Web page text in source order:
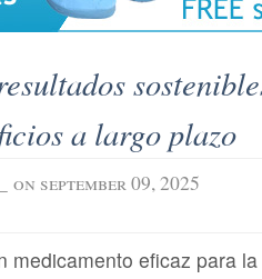
a largo plazo
on september 09, 2025
medicamento eficaz para la